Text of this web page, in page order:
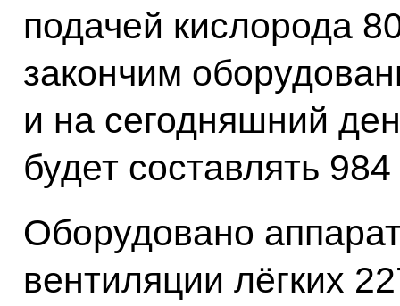
подачей кислорода
закончим
и на сегодняшний
будет составлять 984
Оборудовано
вентиляции лёгких